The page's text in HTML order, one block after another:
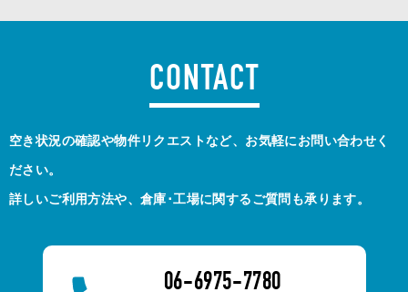
CONTACT
空き状況の確認や物件リクエストなど、お気軽にお問い合わせく
ださい。
詳しいご利用方法や、倉庫･工場に関するご質問も承ります。
06-6975-7780